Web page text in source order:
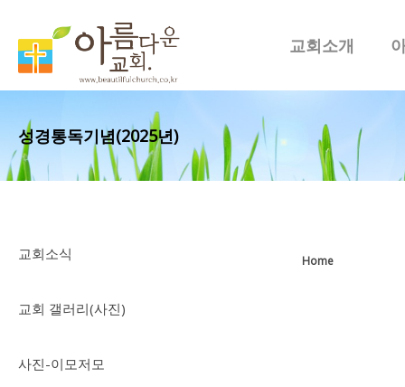
교회소개
성경통독기념(2025년)
교회소식
교회 갤러리(사진)
사진-이모저모
Home